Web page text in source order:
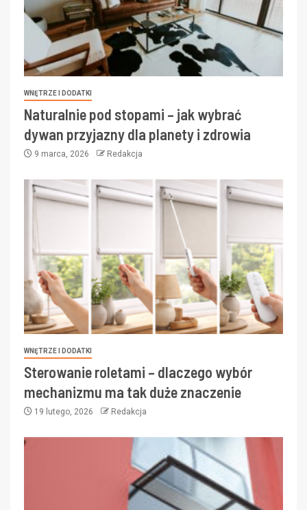
WNĘTRZE I DODATKI
Naturalnie pod stopami – jak wybrać
dywan przyjazny dla planety i zdrowia
9 marca, 2026 Redakcja
WNĘTRZE I DODATKI
Sterowanie roletami – dlaczego wybór
mechanizmu ma tak duże znaczenie
19 lutego, 2026 Redakcja